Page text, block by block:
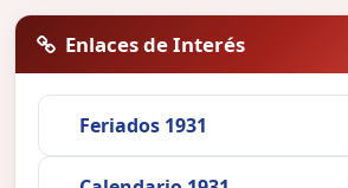
Enlaces de Interés
Feriados 1931